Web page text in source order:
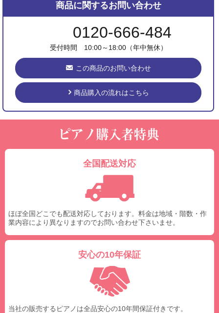
商品に関するお問い合わせ
0120-666-484
受付時間 10:00～18:00（年中無休）
この商品のお問い合わせ
商品購入の流れはこちら
全国配送対応
ほぼ全国どこでも配送対応しております。料金は地域・階数・作
業内容により異なりますのでお問い合わせ下さいませ。
安心の10年保証
当社の販売するピアノは全品安心の10年間保証付きです。